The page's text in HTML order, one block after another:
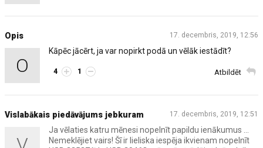
17. decembris, 2019, 12:56
Opis
O
Kāpēc jācērt, ja var nopirkt podā un vēlāk iestādīt?
Atbildēt
4 1
17. decembris, 2019, 12:51
Vislabākais piedāvājums jebkuram
Ja vēlaties katru mēnesi nopelnīt papildu ienākumus ...
Nemeklējiet vairs! Šī ir lieliska iespēja ikvienam nopelnīt